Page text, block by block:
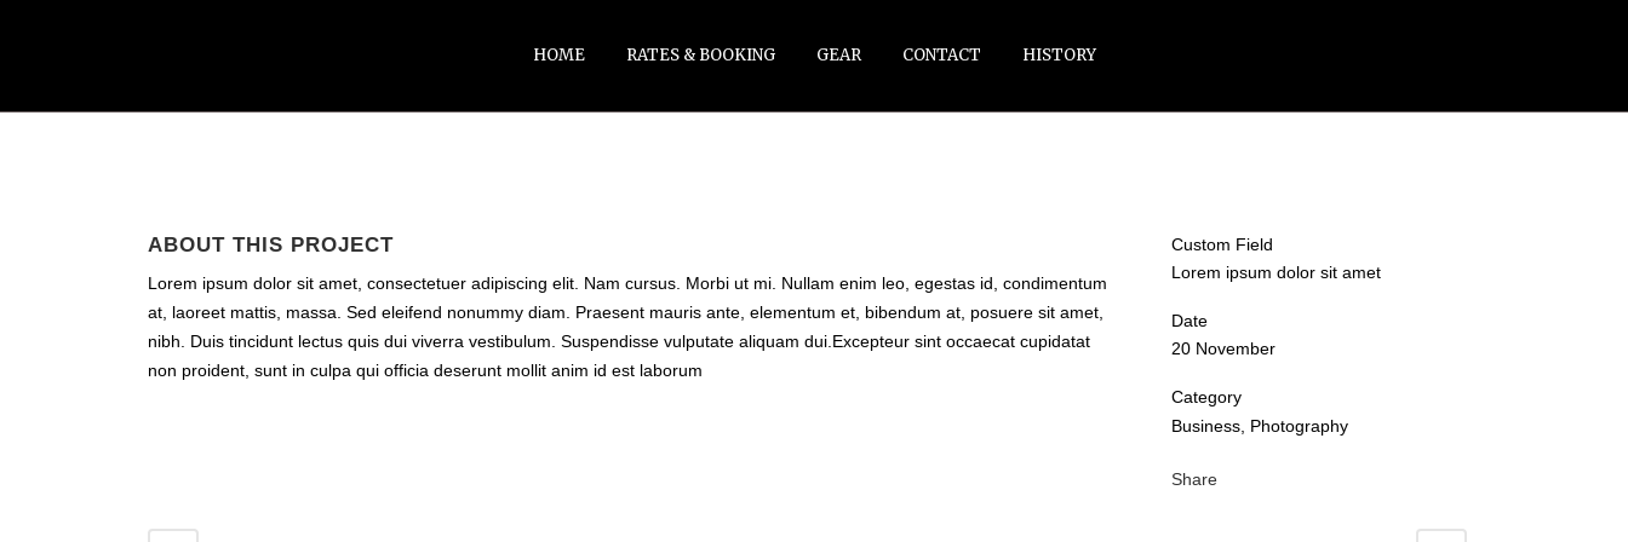
HOME RATES & BOOKING GEAR CONTACT HISTORY
ABOUT THIS PROJECT
Lorem ipsum dolor sit amet, consectetuer adipiscing elit. Nam cursus. Morbi ut mi. Nullam enim leo, egestas id, condimentum
at, laoreet mattis, massa. Sed eleifend nonummy diam. Praesent mauris ante, elementum et, bibendum at, posuere sit amet,
nibh. Duis tincidunt lectus quis dui viverra vestibulum. Suspendisse vulputate aliquam dui.Excepteur sint occaecat cupidatat
non proident, sunt in culpa qui officia deserunt mollit anim id est laborum
Custom Field
Lorem ipsum dolor sit amet
Date
20 November
Category
Business, Photography
Share